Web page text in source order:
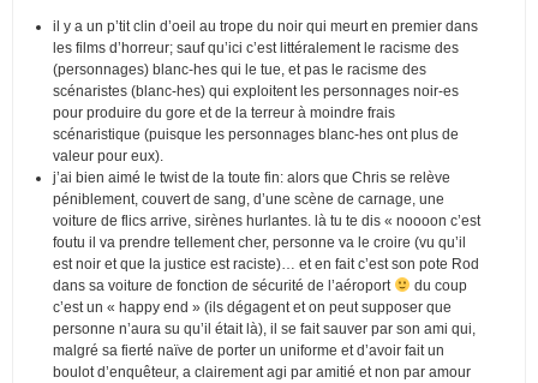
il y a un p’tit clin d’oeil au trope du noir qui meurt en premier dans
les films d’horreur; sauf qu’ici c’est littéralement le racisme des
(personnages) blanc-hes qui le tue, et pas le racisme des
scénaristes (blanc-hes) qui exploitent les personnages noir-es
pour produire du gore et de la terreur à moindre frais
scénaristique (puisque les personnages blanc-hes ont plus de
valeur pour eux).
j’ai bien aimé le twist de la toute fin: alors que Chris se relève
péniblement, couvert de sang, d’une scène de carnage, une
voiture de flics arrive, sirènes hurlantes. là tu te dis « noooon c’est
foutu il va prendre tellement cher, personne va le croire (vu qu’il
est noir et que la justice est raciste)… et en fait c’est son pote Rod
dans sa voiture de fonction de sécurité de l’aéroport
du coup
c’est un « happy end » (ils dégagent et on peut supposer que
personne n’aura su qu’il était là), il se fait sauver par son ami qui,
malgré sa fierté naïve de porter un uniforme et d’avoir fait un
boulot d’enquêteur, a clairement agi par amitié et non par amour